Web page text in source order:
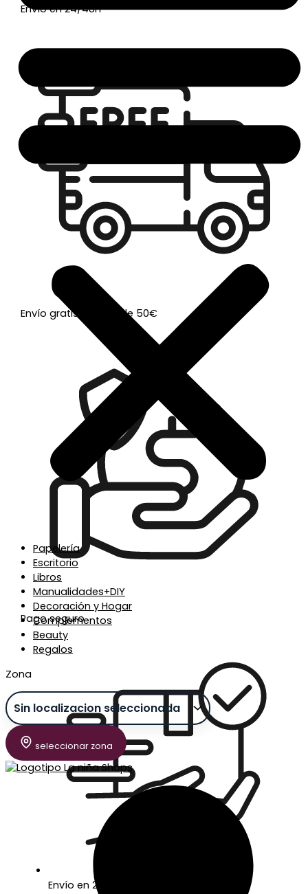
Papelería
Escritorio
Libros
Manualidades+DIY
Decoración y Hogar
Complementos
Beauty
Regalos
Zona
seleccionar zona
Envío en 24/48h
Envío gratis a partir de 50€
Pago seguro
Envío en 24/48 horas laborables